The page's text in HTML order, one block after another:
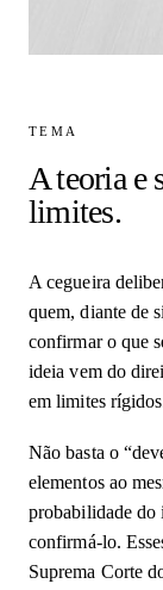
TEMA
A teoria e
limites.
A cegueira
quem, diante de
confirmar o que
ideia vem do
em limites
Não basta o
elementos ao
probabilidade do
confirmá-lo.
Suprema Corte